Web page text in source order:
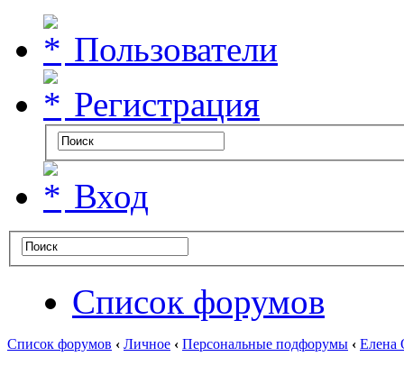
Пользователи
Регистрация
Вход
Список форумов
Список форумов ‹ Личное ‹ Персональные подфорумы ‹ Елена